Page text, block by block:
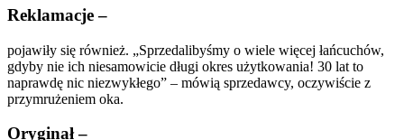
Reklamacje –
pojawiły się również. „Sprzedalibyśmy o wiele więcej łańcuchów,
gdyby nie ich niesamowicie długi okres użytkowania! 30 lat to
naprawdę nic niezwykłego” – mówią sprzedawcy, oczywiście z
przymrużeniem oka.
Oryginał –